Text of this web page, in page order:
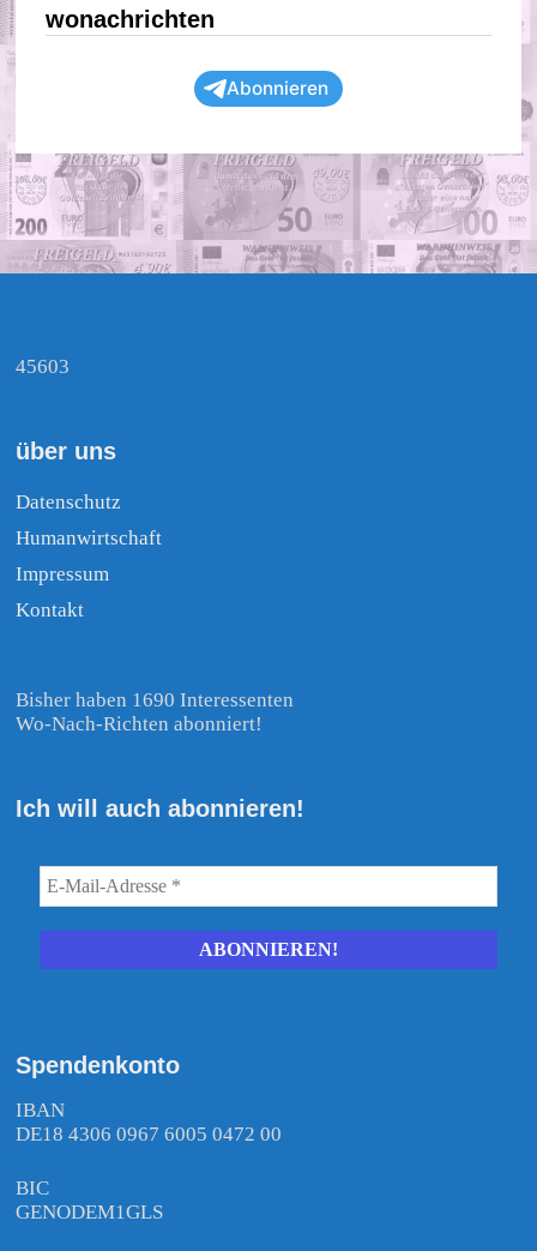
wonachrichten
Abonnieren
45603
über uns
Datenschutz
Humanwirtschaft
Impressum
Kontakt
Bisher haben 1690 Interessenten
Wo-Nach-Richten abonniert!
Ich will auch abonnieren!
Spendenkonto
IBAN
DE18 4306 0967 6005 0472 00
BIC
GENODEM1GLS